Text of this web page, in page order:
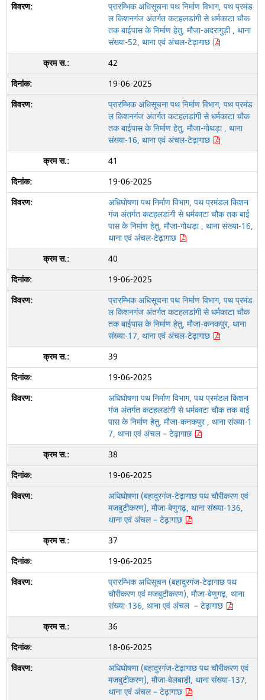
प्रारम्भिक अधिसूचना पथ निर्माण विभाग, पथ प्रमंड
ल किशनगंज अंतर्गत कटहलडांगी से धर्मकाटा चौक
तक बाईपास के निर्माण हेतु, मौजा-अदरागुड़ी , थाना
संख्या-52, थाना एवं अंचल-टेढ़ागाछ
42
19-06-2025
प्रारम्भिक अधिसूचना पथ निर्माण विभाग, पथ प्रमंड
ल किशनगंज अंतर्गत कटहलडांगी से धर्मकाटा चौक
तक बाईपास के निर्माण हेतु, मौजा-गोथड़ा , थाना
संख्या-16, थाना एवं अंचल-टेढ़ागाछ
41
19-06-2025
अधिघोषणा पथ निर्माण विभाग, पथ प्रमंडल किशन
गंज अंतर्गत कटहलडांगी से धर्मकाटा चौक तक बाई
पास के निर्माण हेतु, मौजा-गोथड़ा , थाना संख्या-16,
थाना एवं अंचल-टेढ़ागाछ
40
19-06-2025
प्रारम्भिक अधिसूचना पथ निर्माण विभाग, पथ प्रमंड
ल किशनगंज अंतर्गत कटहलडांगी से धर्मकाटा चौक
तक बाईपास के निर्माण हेतु, मौजा-कनकपुर, थाना
संख्या-17, थाना एवं अंचल-टेढ़ागाछ
39
19-06-2025
अधिघोषणा पथ निर्माण विभाग, पथ प्रमंडल किशन
गंज अंतर्गत कटहलडांगी से धर्मकाटा चौक तक बाई
पास के निर्माण हेतु, मौजा-कनकपुर , थाना संख्या-1
7, थाना एवं अंचल – टेढ़ागाछ
38
19-06-2025
अधिघोषणा (बहादुरगंज-टेढ़ागाछ पथ चौरीकरण एवं
मजबुटीकरण), मौजा-बेणुगढ़, थाना संख्या-136,
थाना एवं अंचल – टेढ़ागाछ
37
19-06-2025
प्रारम्भिक अधिसूचन (बहादुरगंज-टेढ़ागाछ पथ
चौरीकरण एवं मजबुटीकरण), मौजा-बेणुगढ़, थाना
संख्या-136, थाना एवं अंचल – टेढ़ागाछ
36
18-06-2025
अधिघोषणा (बहादुरगंज-टेढ़ागाछ पथ चौरीकरण एवं
मजबुटीकरण), मौजा-बेलबाड़ी, थाना संख्या-137,
थाना एवं अंचल – टेढ़ागाछ